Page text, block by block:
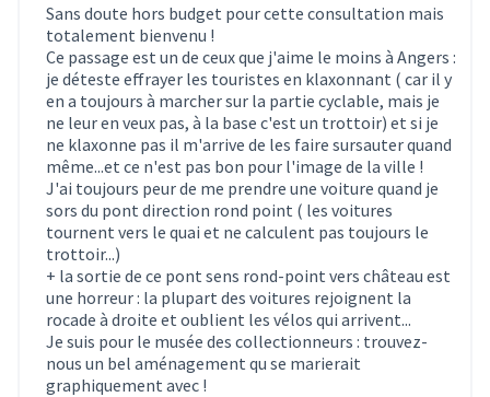
Sans doute hors budget pour cette consultation mais
totalement bienvenu !
Ce passage est un de ceux que j'aime le moins à Angers :
je déteste effrayer les touristes en klaxonnant ( car il y
en a toujours à marcher sur la partie cyclable, mais je
ne leur en veux pas, à la base c'est un trottoir) et si je
ne klaxonne pas il m'arrive de les faire sursauter quand
même...et ce n'est pas bon pour l'image de la ville !
J'ai toujours peur de me prendre une voiture quand je
sors du pont direction rond point ( les voitures
tournent vers le quai et ne calculent pas toujours le
trottoir...)
+ la sortie de ce pont sens rond-point vers château est
une horreur : la plupart des voitures rejoignent la
rocade à droite et oublient les vélos qui arrivent...
Je suis pour le musée des collectionneurs : trouvez-
nous un bel aménagement qu se marierait
graphiquement avec !